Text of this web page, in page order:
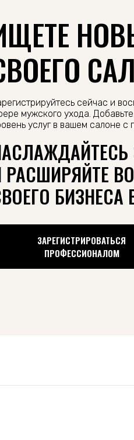
сейчас и
мужского ухода.
услуг в вашем салоне с
РАСШИРЯЙТЕ
БИЗНЕСА
ЗАРЕГИСТРИРОВАТЬСЯ
ПРОФЕССИОНАЛОМ